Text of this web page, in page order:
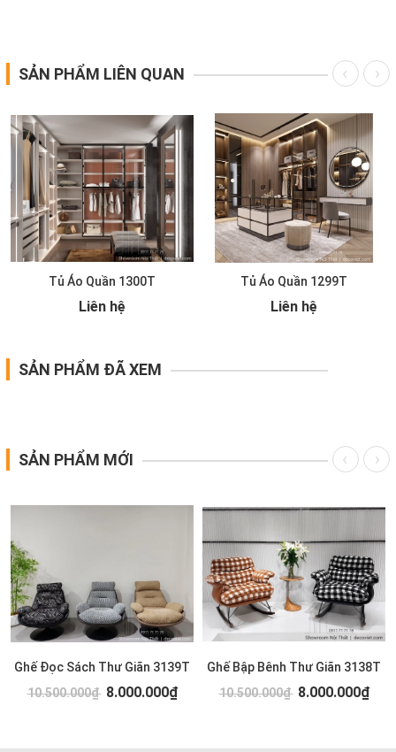
SẢN PHẨM LIÊN QUAN
Tủ Áo Quần 1300T
Liên hệ
Tủ Áo Quần 1299T
Liên hệ
SẢN PHẨM ĐÃ XEM
SẢN PHẨM MỚI
Ghế Đọc Sách Thư Giãn 3139T
10.500.000₫ 8.000.000₫
Ghế Bập Bênh Thư Giãn 3138T
10.500.000₫ 8.000.000₫